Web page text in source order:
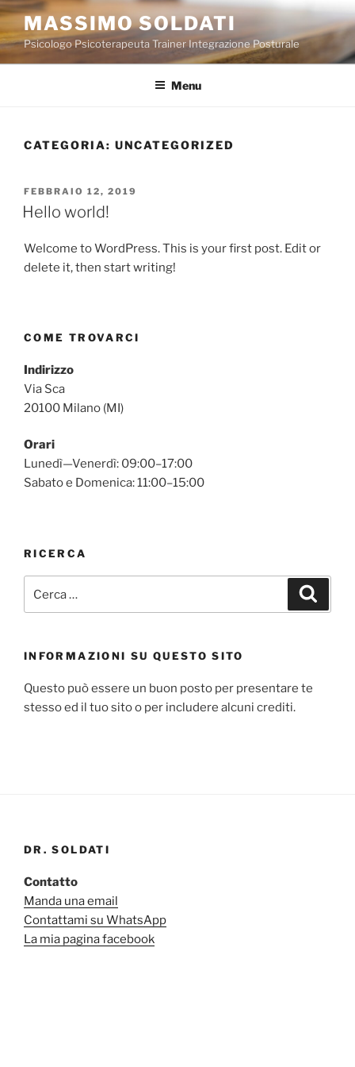
Salta
al
contenuto
MASSIMO SOLDATI
Psicologo Psicoterapeuta Trainer Integrazione Posturale
Menu
CATEGORIA: UNCATEGORIZED
PUBBLICATO
IL
FEBBRAIO 12, 2019
Hello world!
Welcome to WordPress. This is your first post. Edit or
delete it, then start writing!
COME TROVARCI
Indirizzo
Via Sca
20100 Milano (MI)
Orari
Lunedì—Venerdì: 09:00–17:00
Sabato e Domenica: 11:00–15:00
RICERCA
INFORMAZIONI SU QUESTO SITO
Questo può essere un buon posto per presentare te
stesso ed il tuo sito o per includere alcuni crediti.
DR. SOLDATI
Contatto
Manda una email
Contattami su WhatsApp
La mia pagina facebook